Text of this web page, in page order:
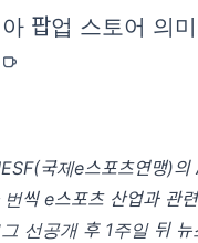
팝업 스토어 의
국제e스포츠연맹)
씩 e스포츠 산업과 관
선공개 후 1주일 뒤